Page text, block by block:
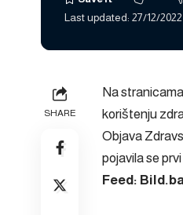
Last updated: 27/12/
SHARE
Na
korištenju
Objava
pojavila se
Feed: